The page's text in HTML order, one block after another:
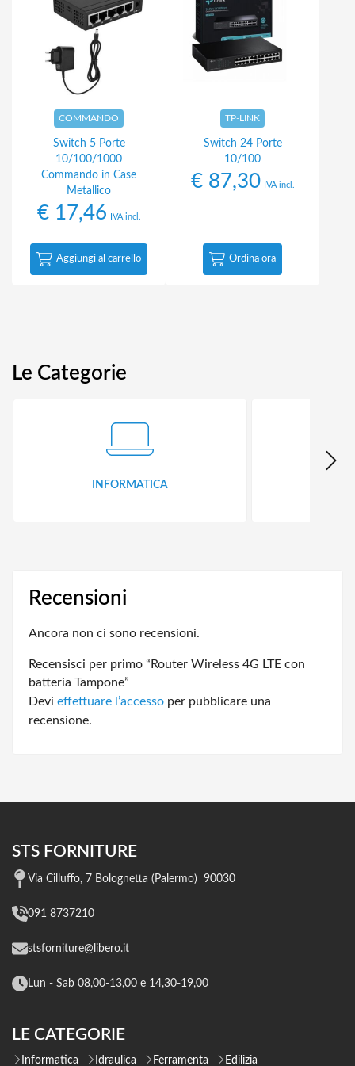
COMMANDO
Switch 5 Porte
10/100/1000
Commando in Case
Metallico
€17,46 IVA incl.
Aggiungi al carrello
TP-LINK
Switch 24 Porte
10/100
€87,30 IVA incl.
Ordina ora
Le Categorie
INFORMATICA
Recensioni
Ancora non ci sono recensioni.
Recensisci per primo “Router Wireless 4G LTE con
batteria Tampone”
Devi effettuare l’accesso per pubblicare una
recensione.
STS FORNITURE
Via Cilluffo, 7 Bolognetta (Palermo) 90030
091 8737210
stsforniture@libero.it
Lun - Sab 08,00-13,00 e 14,30-19,00
LE CATEGORIE
Informatica Idraulica Ferramenta Edilizia